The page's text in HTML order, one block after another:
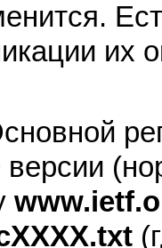
их
версии